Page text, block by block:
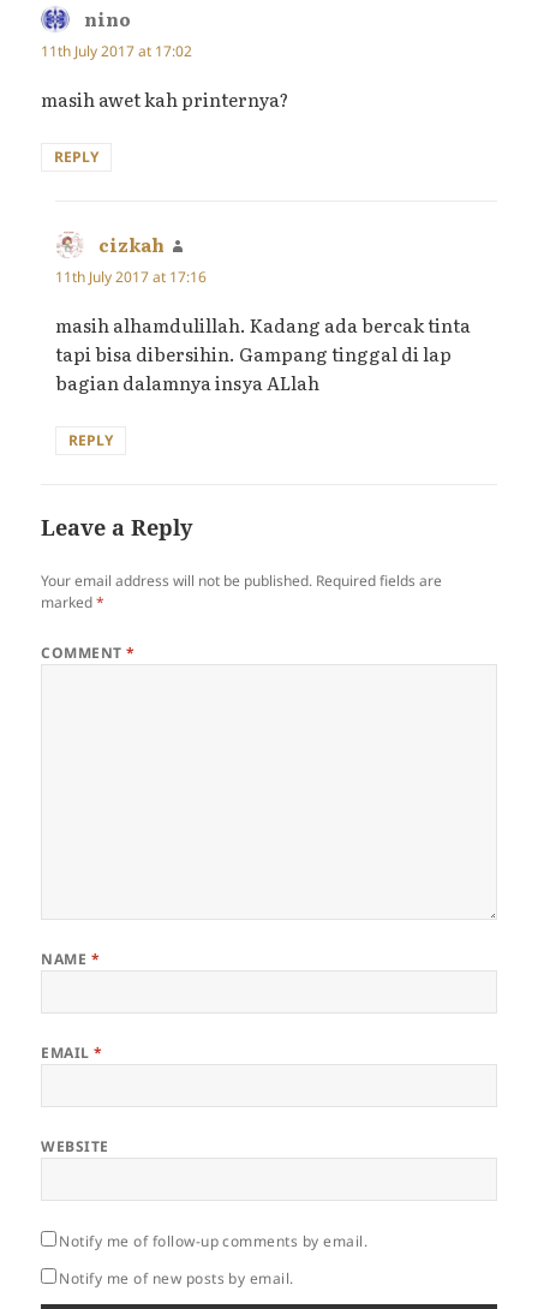
nino
11th July 2017 at 17:02
masih awet kah printernya?
REPLY
cizkah
11th July 2017 at 17:16
masih alhamdulillah. Kadang ada bercak tinta
tapi bisa dibersihin. Gampang tinggal di lap
bagian dalamnya insya ALlah
REPLY
Leave a Reply
Your email address will not be published. Required fields are
marked*
COMMENT*
NAME *
EMAIL*
WEBSITE
Notify me of follow-up comments by email.
Notify me of new posts by email.